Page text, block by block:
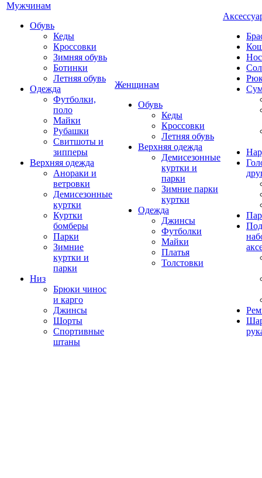
Мужчинам
Обувь
Кеды
Кроссовки
Зимняя обувь
Ботинки
Летняя обувь
Одежда
Футболки,
поло
Майки
Рубашки
Свитшоты и
зипперы
Верхняя одежда
Анораки и
ветровки
Демисезонные
куртки
Куртки
бомберы
Парки
Зимние
куртки и
парки
Низ
Брюки чинос
и карго
Джинсы
Шорты
Спортивные
штаны
Женщинам
Обувь
Кеды
Кроссовки
Летняя обувь
Верхняя одежда
Демисезонные
куртки и
парки
Зимние парки
куртки
Одежда
Джинсы
Футболки
Майки
Платья
Толстовки